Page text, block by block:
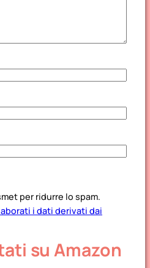
per ridurre lo spam.
i dati derivati dai
su Amazon